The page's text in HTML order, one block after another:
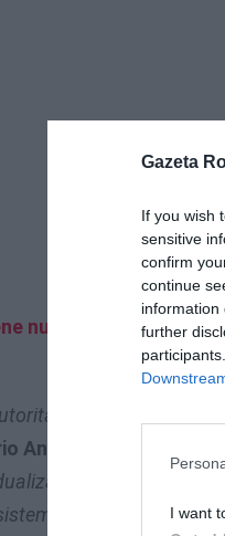
Gazeta
If you wish
sensitive
confirm
continue
information
further
I want
nu pleacă din Italia,
a Curții de Apel
Antinucci
al respectării
și generalizate